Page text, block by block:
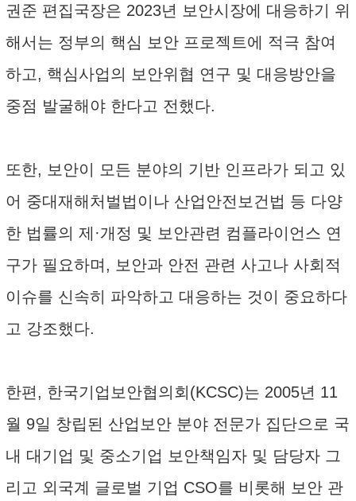
권준 편집국장은 2023년 보안시장에 대응하기 위
해서는 정부의 핵심 보안 프로젝트에 적극 참여
하고, 핵심사업의 보안위협 연구 및 대응방안을
중점 발굴해야 한다고 전했다.
또한, 보안이 모든 분야의 기반 인프라가 되고 있
어 중대재해처벌법이나 산업안전보건법 등 다양
한 법률의 제·개정 및 보안관련 컴플라이언스 연
구가 필요하며, 보안과 안전 관련 사고나 사회적
이슈를 신속히 파악하고 대응하는 것이 중요하다
고 강조했다.
한편, 한국기업보안협의회(KCSC)는 2005년 11
월 9일 창립된 산업보안 분야 전문가 집단으로 국
내 대기업 및 중소기업 보안책임자 및 담당자 그
리고 외국계 글로벌 기업 CSO를 비롯해 보안 관